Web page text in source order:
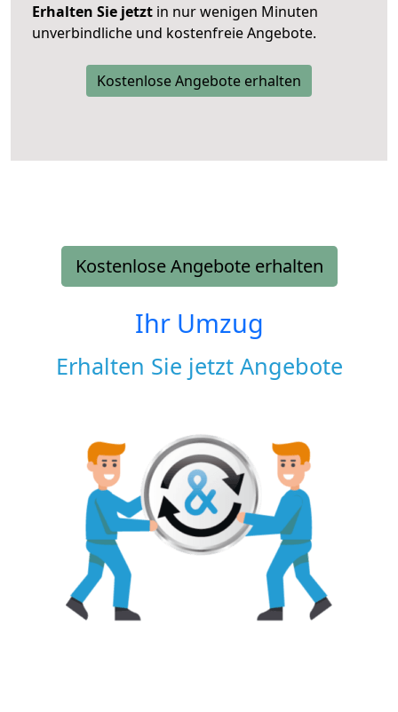
Erhalten Sie jetzt in nur wenigen Minuten
unverbindliche und kostenfreie Angebote.
Kostenlose Angebote erhalten
Kostenlose Angebote erhalten
Ihr Umzug
Erhalten Sie jetzt Angebote